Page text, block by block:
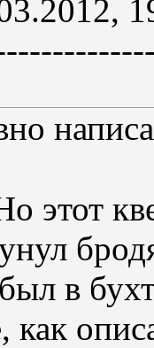
этот
в
как